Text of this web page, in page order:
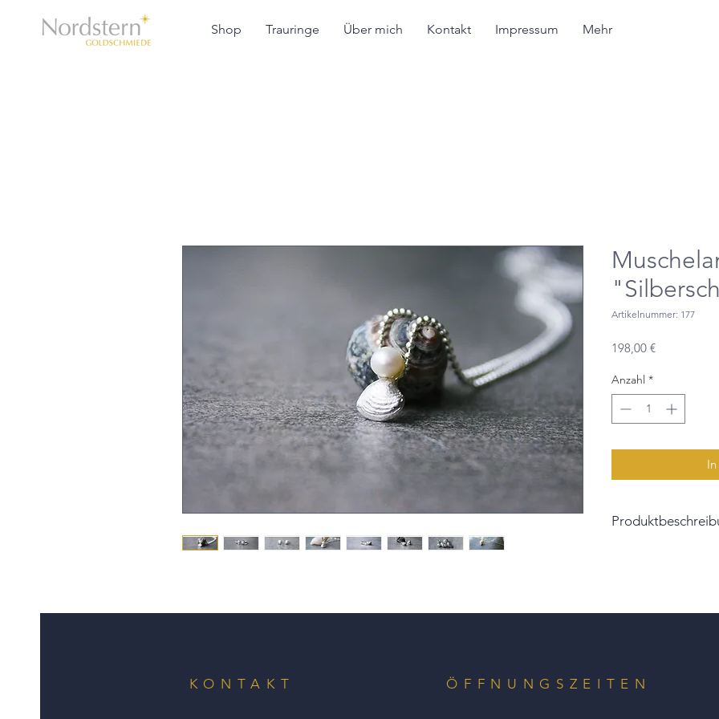
Shop Trauringe Über mich Kontakt Impressum Mehr
Artikelnummer: 177
198,00 €Preis
Anzahl *
Angeboten wird der
langen Ankerkette
KONTAKT ÖFFNUNGSZEITEN